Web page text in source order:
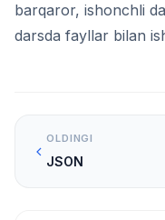
barqaror, ishonchli
darsda fayllar bilan
OLDINGI
JSON